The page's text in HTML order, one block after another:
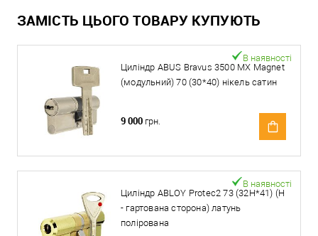
ЗАМІСТЬ ЦЬОГО ТОВАРУ КУПУЮТЬ
Циліндр ABUS Bravus 3500 MX Magnet
(модульний) 70 (30*40) нікель сатин
В наявності
9 000 грн.
Циліндр ABLOY Protec2 73 (32H*41) (H
- гартована сторона) латунь
полірована
В наявності